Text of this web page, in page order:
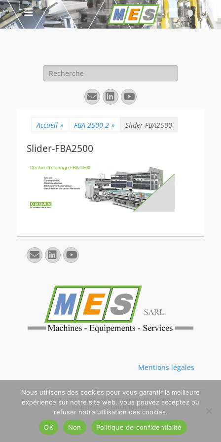
Rechercher :
E-
mail
Linkedin
YouTube
Accueil » FBA 2500 2 » Slider-FBA2500
Slider-FBA2500
E-
mail
Linkedin
YouTube
Mentions légales
Copyright © 2026
. All Rights Reserved. | Catch
Responsive de Catch Themes
Nous utilisons des cookies pour vous garantir la meilleure
expérience sur notre site web. Vous pouvez acceptez ou
refuser notre utilisation des cookies.
OK
Non Politique de confidentialité